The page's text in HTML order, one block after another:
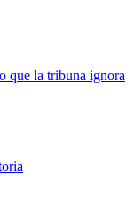
que la tribuna ignora